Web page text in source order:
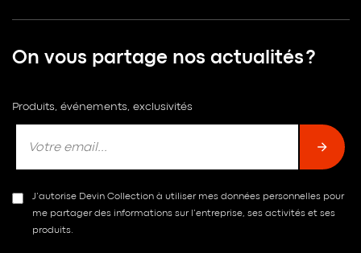
On vous partage nos actualités ?
Produits, événements, exclusivités
J’autorise Devin Collection à utiliser mes données personnelles pour
me partager des informations sur l’entreprise, ses activités et ses
produits.